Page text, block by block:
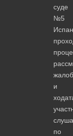
суде
№5
жалоб
и
по